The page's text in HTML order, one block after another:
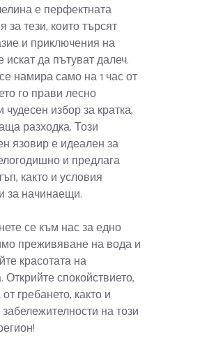
е перфектната
за тези, които търсят
и приключения на
искат да пътуват далеч.
намира само на 1 час от
го прави лесно
избор за кратка,
разходка. Този
язовир е идеален за
и предлага
както и условия
за начинаещи.
се към нас за едно
преживяване на вода и
красотата на
Открийте спокойствието,
гребането, както и
на този